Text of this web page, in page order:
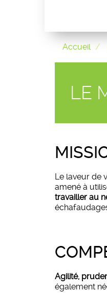
Accueil
LE
Le laveur de
amené à
travailler au
Agilité,
également